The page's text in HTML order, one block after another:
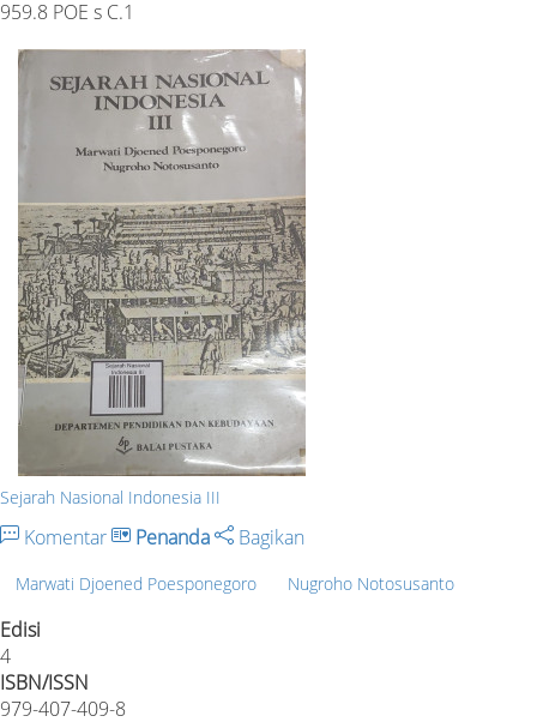
959.8 POE s C.1
Sejarah Nasional Indonesia III
Komentar Penanda Bagikan
Marwati Djoened Poesponegoro Nugroho Notosusanto
Edisi
4
ISBN/ISSN
979-407-409-8